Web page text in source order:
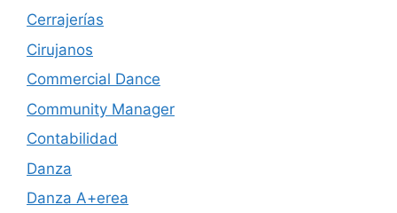
Cerrajerías
Cirujanos
Commercial Dance
Community Manager
Contabilidad
Danza
Danza A+erea